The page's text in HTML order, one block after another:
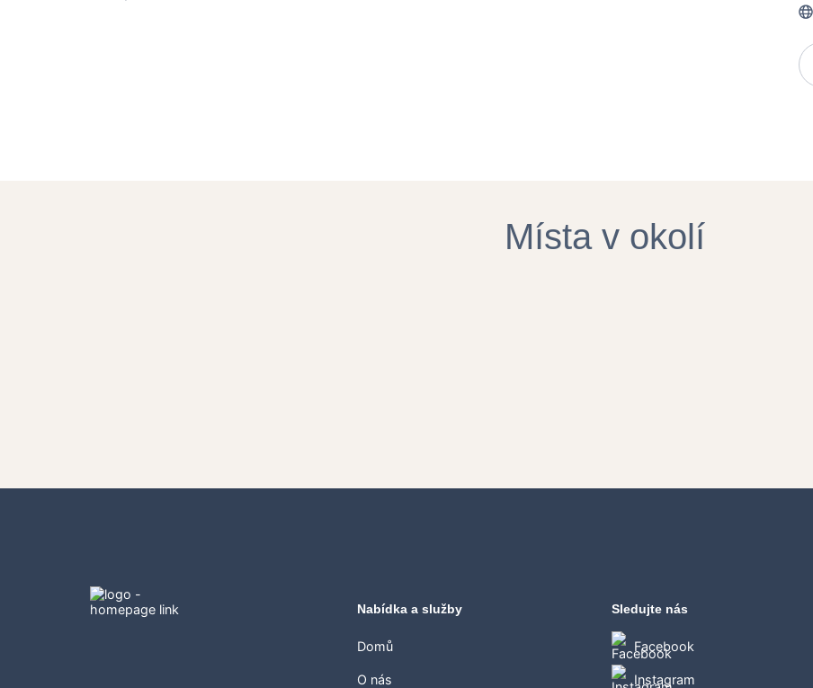
Místa v okolí
Nabídka a služby
Domů
O nás
Sledujte nás
Facebook
Instagram